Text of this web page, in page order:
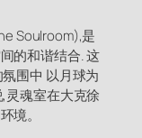
Soulroom),是
的和谐结合. 这
围中 以月球为
灵魂室在大克徐
境。